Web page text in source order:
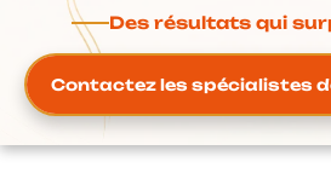
Des résultats qui
Contactez les spécialistes